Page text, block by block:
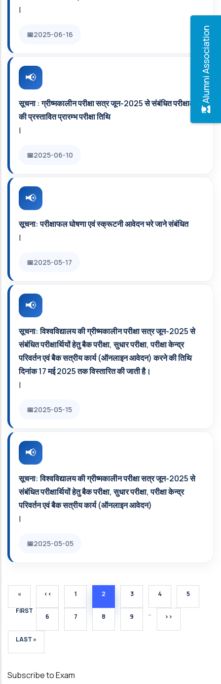
|
2025-06-16
सूचना : ग्रीष्मकालीन परीक्षा सत्र जून-2025 से संबंधित परीक्षाओं
की प्रस्‍तावित प्रारम्‍भ परीक्षा तिथि
|
2025-06-10
सूचना: परीक्षाफल घोषणा एवं स्क्रूटनी आवेदन भरे जाने संबंधित
|
2025-05-17
सूचना: विश्‍वविद्यालय की ग्रीष्मकालीन परीक्षा सत्र जून-2025 से
संबंधित परीक्षार्थियों हेतु बैक परीक्षा, सुधार परीक्षा, परीक्षा केन्द्र
परिवर्तन एवं बैक सत्रीय कार्य (ऑनलाइन आवेदन) करने की तिथि
दिनांक 17 मई 2025 तक विस्‍तारित की जाती है।
|
2025-05-15
सूचना: विश्‍वविद्यालय की ग्रीष्मकालीन परीक्षा सत्र जून-2025 से
संबंधित परीक्षार्थियों हेतु बैक परीक्षा, सुधार परीक्षा, परीक्षा केन्द्र
परिवर्तन एवं बैक सत्रीय कार्य (ऑनलाइन आवेदन)
|
2025-05-05
FIRST PAGE
«
FIRST
PREVIOUS PAGE
‹‹ PAGE
1 CURRENT PAGE
2 PAGE
3 PAGE
4 PAGE
5
PAGE
6 PAGE
7 PAGE
8 PAGE
9 … NEXT PAGE
››
LAST PAGE
LAST »
Subscribe to Exam
Alumni Association